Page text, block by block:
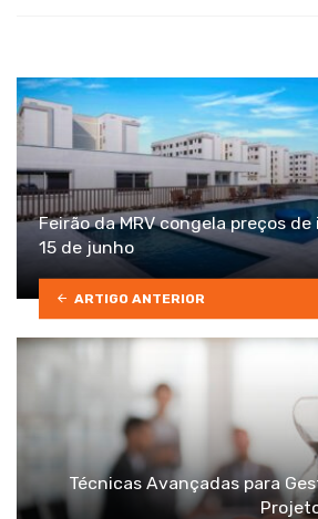
Feirão da MRV congela preços
15 de junho
ARTIGO ANTERIOR
Técnicas Avançadas para